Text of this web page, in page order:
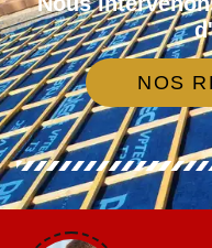
NOS